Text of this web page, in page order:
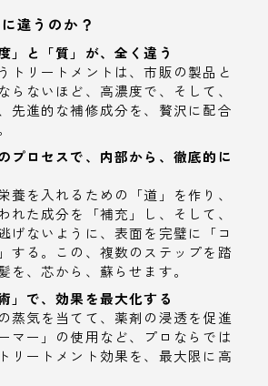
違うのか？
」と「質」が、全く違う
トリートメントは、市販の製品と
らないほど、高濃度で、そして、
先進的な補修成分を、贅沢に配合
プロセスで、内部から、徹底的に
養を入れるための「道」を作り、
れた成分を「補充」し、そして、
げないように、表面を完璧に「コ
する。この、複数のステップを踏
を、芯から、蘇らせます。
」で、効果を最大化する
蒸気を当てて、薬剤の浸透を促進
マー」の使用など、プロならでは
リートメント効果を、最大限に高